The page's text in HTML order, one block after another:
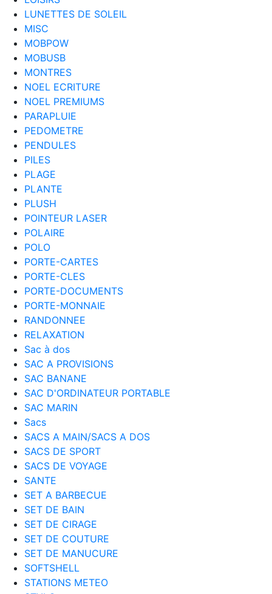
LUNETTES DE SOLEIL
MISC
MOBPOW
MOBUSB
MONTRES
NOEL ECRITURE
NOEL PREMIUMS
PARAPLUIE
PEDOMETRE
PENDULES
PILES
PLAGE
PLANTE
PLUSH
POINTEUR LASER
POLAIRE
POLO
PORTE-CARTES
PORTE-CLES
PORTE-DOCUMENTS
PORTE-MONNAIE
RANDONNEE
RELAXATION
Sac à dos
SAC A PROVISIONS
SAC BANANE
SAC D'ORDINATEUR PORTABLE
SAC MARIN
Sacs
SACS A MAIN/SACS A DOS
SACS DE SPORT
SACS DE VOYAGE
SANTE
SET A BARBECUE
SET DE BAIN
SET DE CIRAGE
SET DE COUTURE
SET DE MANUCURE
SOFTSHELL
STATIONS METEO